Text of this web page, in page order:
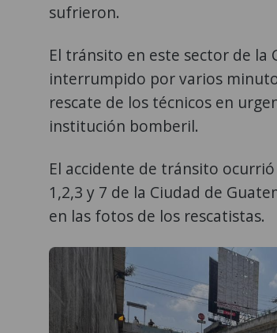
sufrieron.
El tránsito en este sector de la
interrumpido por varios
rescate de los técnicos en
institución bomberil.
El accidente de tránsito
1,2,3 y 7 de la Ciudad de
en las fotos de los rescatistas.